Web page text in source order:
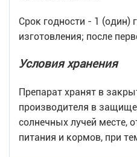
Срок годности - 1 (один)
изготовления; после
Условия хранения
Препарат хранят в
производителя в
солнечных лучей месте,
питания и кормов, при